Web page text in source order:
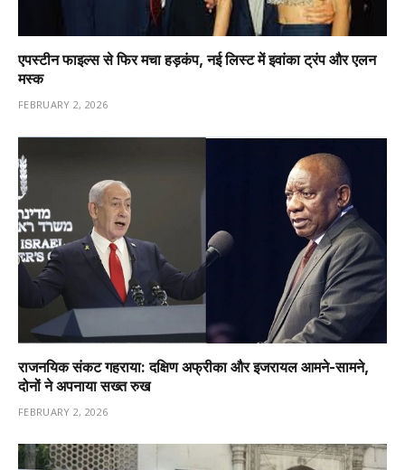
एपस्टीन फाइल्स से फिर मचा हड़कंप, नई लिस्ट में इवांका ट्रंप और एलन
मस्क
FEBRUARY 2, 2026
राजनयिक संकट गहराया: दक्षिण अफ्रीका और इजरायल आमने-सामने,
दोनों ने अपनाया सख्त रुख
FEBRUARY 2, 2026